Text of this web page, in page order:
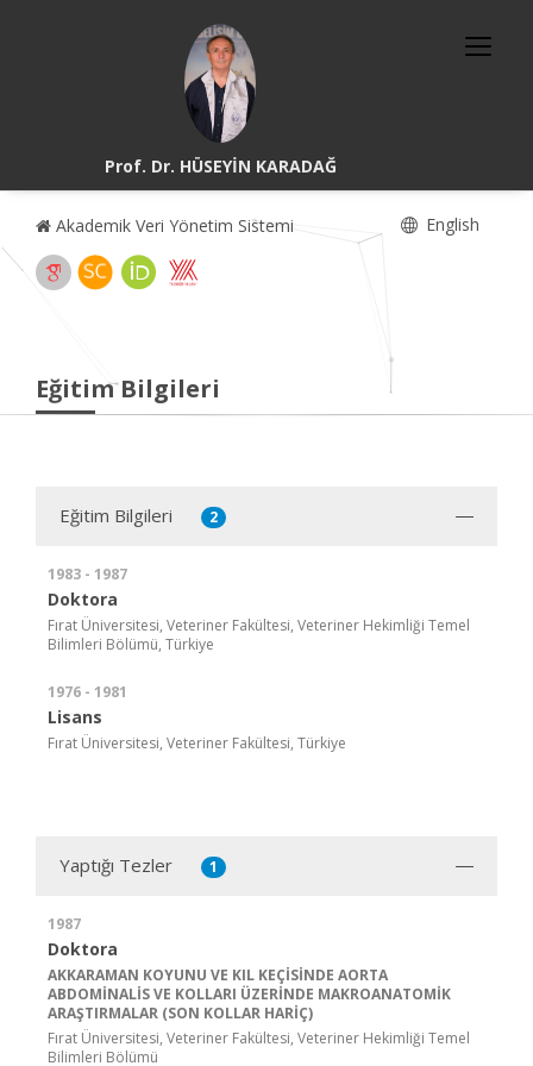
Prof. Dr. HÜSEYİN KARADAĞ
Akademik Veri Yönetim Sistemi English
Eğitim Bilgileri
Eğitim Bilgileri 2
1983 - 1987
Doktora
Fırat Üniversitesi, Veteriner Fakültesi, Veteriner Hekimliği Temel
Bilimleri Bölümü, Türkiye
1976 - 1981
Lisans
Fırat Üniversitesi, Veteriner Fakültesi, Türkiye
Yaptığı Tezler 1
1987
Doktora
AKKARAMAN KOYUNU VE KIL KEÇİSİNDE AORTA
ABDOMİNALİS VE KOLLARI ÜZERİNDE MAKROANATOMİK
ARAŞTIRMALAR (SON KOLLAR HARİÇ)
Fırat Üniversitesi, Veteriner Fakültesi, Veteriner Hekimliği Temel
Bilimleri Bölümü